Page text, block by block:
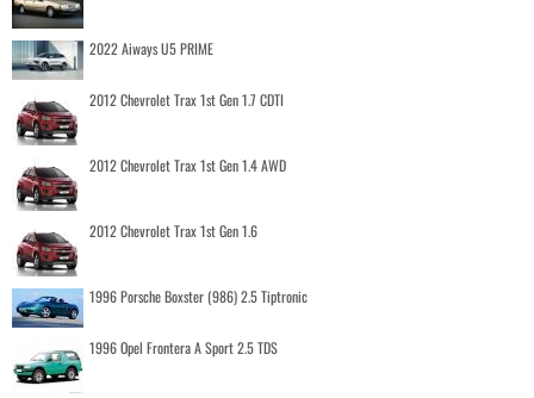
2022 Aiways U5 PRIME
2012 Chevrolet Trax 1st Gen 1.7 CDTI
2012 Chevrolet Trax 1st Gen 1.4 AWD
2012 Chevrolet Trax 1st Gen 1.6
1996 Porsche Boxster (986) 2.5 Tiptronic
1996 Opel Frontera A Sport 2.5 TDS